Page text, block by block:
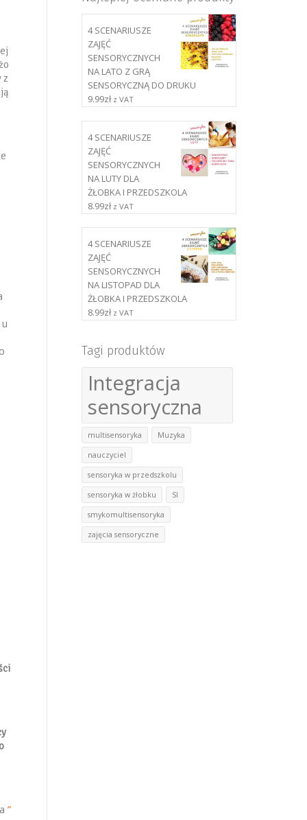
z
”
4 SCENARIUSZE
ZAJĘĆ
SENSORYCZNYCH
NA LATO Z GRĄ
SENSORYCZNĄ DO DRUKU
9.99zł z VAT
4 SCENARIUSZE
ZAJĘĆ
SENSORYCZNYCH
NA LUTY DLA
ŻŁOBKA I PRZEDSZKOLA
8.99zł z VAT
4 SCENARIUSZE
ZAJĘĆ
SENSORYCZNYCH
NA LISTOPAD DLA
ŻŁOBKA I PRZEDSZKOLA
8.99zł z VAT
Tagi produktów
Integracja
sensoryczna
multisensoryka Muzyka
nauczyciel
sensoryka w przedszkolu
sensoryka w żłobku SI
smykomultisensoryka
zajęcia sensoryczne